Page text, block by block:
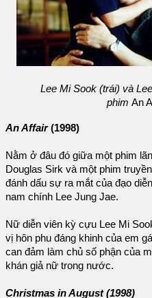
Lee Mi Sook (trái) và
phim An
An Affair(1998)
Nằm ở đâu đó giữa một phim
Douglas Sirk và một phim
đánh dấu sự ra mắt của đạo
nam chính Lee Jung Jae.
Nữ diễn viên kỳ cựu Lee Mi
vị hôn phu đáng khinh của em
can đảm làm chủ số phận của
khán giả nữ trong nước.
Christmas in August (1998)